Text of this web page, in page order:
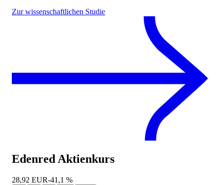
Zur wissenschaftlichen Studie
Edenred Aktienkurs
28,92 EUR-41,1 %